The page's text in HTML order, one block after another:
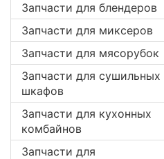
Запчасти для блендеров
Запчасти для миксеров
Запчасти для мясорубок
Запчасти для сушильных
шкафов
Запчасти для кухонных
комбайнов
Запчасти для